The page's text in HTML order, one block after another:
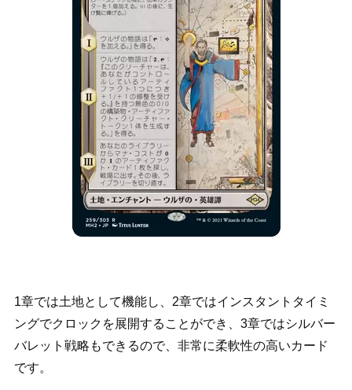
1章では土地として機能し、2章ではインスタントタイミ
ングでクロックを展開することができ、3章ではシルバー
バレット戦略もできるので、非常に柔軟性の高いカード
です。